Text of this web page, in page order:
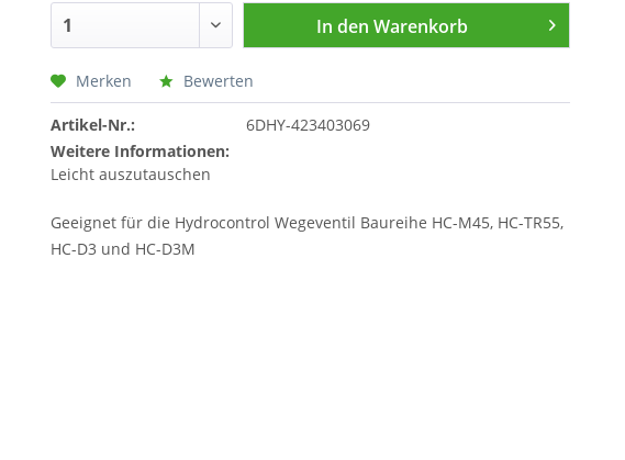
In den Warenkorb
Merken Bewerten
Artikel-Nr.:
6DHY-423403069
Weitere Informationen:
Leicht auszutauschen
Geeignet für die Hydrocontrol Wegeventil Baureihe HC-M45, HC-TR55,
HC-D3 und HC-D3M